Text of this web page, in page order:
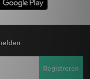
Registreren